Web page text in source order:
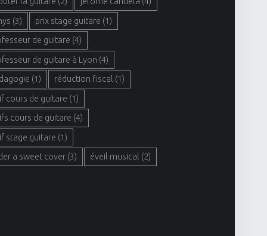
(3) prix stage guitare (1)
de guitare (4)
de guitare à Lyon (4)
(1) réduction fiscal (1)
cours de guitare (1)
cours de guitare (4)
stage guitare (1)
a sweet cover (3) éveil musical (2)